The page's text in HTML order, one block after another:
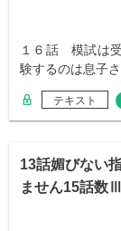
１６話 模試は
験するのは息子
テキスト
13話媚びない
ません15話数